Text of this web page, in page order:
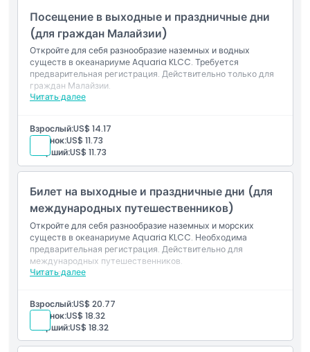
Местоположение
Как добраться туда
Как воспользоваться
Политика отмены
регистрация обязательна)
Посещение в выходные и праздничные дни
(для граждан Малайзии)
Откройте для себя разнообразие наземных и водных
существ в океанариуме Aquaria KLCC. Требуется
предварительная регистрация. Действительно только для
граждан Малайзии.
Читать далее
Включено
Доступ ко всем тематическим зонам и интерактивным
экспонатам
Посещение подводного туннеля и сеансов кормления
(по расписанию)
Действительно для граждан Малайзии по выходным и в
Мобильный электронный билет (требуется
предварительная регистрация)
Взрослый:US$ 14.17
Ребенок:US$ 11.73
Старший:US$ 11.73
Билет на выходные и праздничные дни (для
международных путешественников)
Откройте для себя разнообразие наземных и морских
существ в океанариуме Aquaria KLCC. Необходима
предварительная регистрация. Действительно для
международных путешественников.
Читать далее
Включено
Доступ ко всем экспозициям морских и наземных
существ
Посещение подводного туннеля и интерактивных
дисплеев
Действительно для международных
Взрослый:US$ 20.77
Ребенок:US$ 18.32
Старший:US$ 18.32